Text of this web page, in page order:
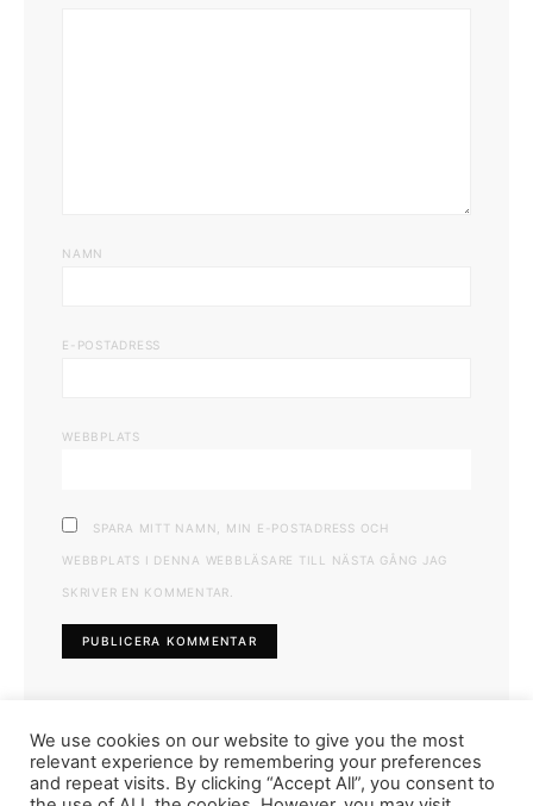
NAMN
E-POSTADRESS
WEBBPLATS
SPARA MITT NAMN, MIN E-POSTADRESS OCH
WEBBPLATS I DENNA WEBBLÄSARE TILL NÄSTA GÅNG JAG
SKRIVER EN KOMMENTAR.
We use cookies on our website to give you the most
relevant experience by remembering your preferences
and repeat visits. By clicking “Accept All”, you consent to